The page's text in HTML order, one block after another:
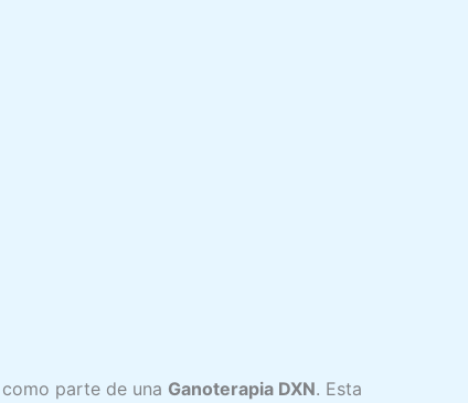
parte de una Ganoterapia DXN. Esta